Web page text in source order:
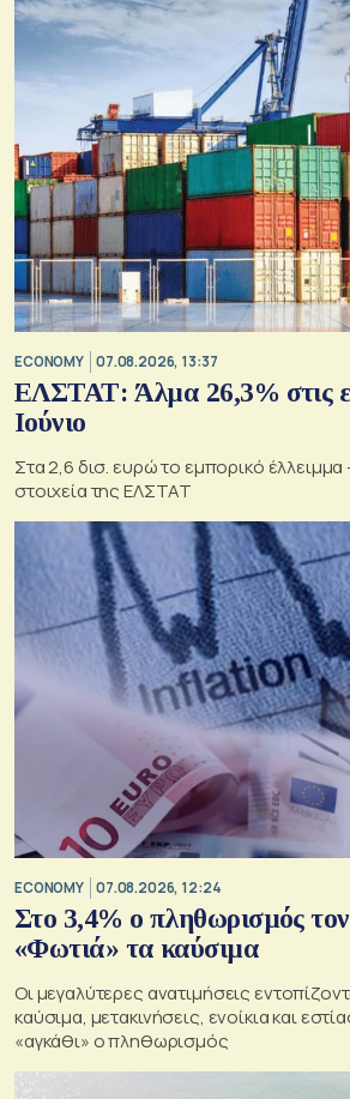
ECONOMY 07.08.2026, 13:37
ΕΛΣΤΑΤ: Άλμα 26,3% στις
Ιούνιο
Στα 2,6 δισ. ευρώ το εμπορικό έλλειμμα
στοιχεία της ΕΛΣΤΑΤ
ECONOMY 07.08.2026, 12:24
Στο 3,4% ο πληθωρισμός τον
«Φωτιά» τα καύσιμα
Οι μεγαλύτερες ανατιμήσεις
καύσιμα, μετακινήσεις, ενοίκια και
«αγκάθι» ο πληθωρισμός